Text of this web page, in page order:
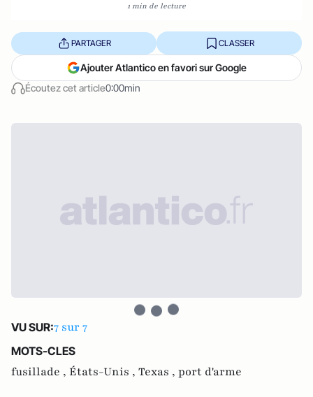
1 min de lecture
Écoutez cet article0:00min
PARTAGER CLASSER
Ajouter Atlantico en favori sur Google
VU SUR:7 sur 7
MOTS-CLES
fusillade , États-Unis , Texas , port d'arme